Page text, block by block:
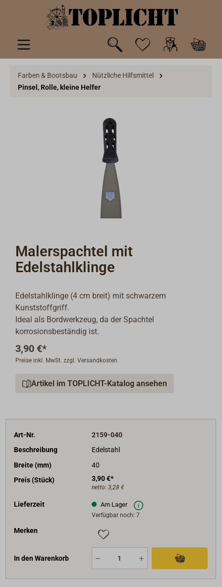
springen
Farben & Bootsbau
Nützliche Hilfsmittel
Pinsel, Rolle, kleine Helfer
Malerspachtel mit
Edelstahlklinge
Edelstahlklinge (4 cm breit) mit schwarzem
Kunststoffgriff.
Ideal als Bordwerkzeug, da der Spachtel
korrosionsbeständig ist.
3,90 €*
Preise inkl. MwSt. zzgl. Versandkosten
Artikel im TOPLICHT-Katalog ansehen
Art-Nr.
2159-040
Beschreibung
Edelstahl
Breite (mm)
40
Preis (Stück)
3,90 €*
netto: 3,28 €
Lieferzeit Am Lager
Verfügbar noch: 7
Merken
In den Warenkorb